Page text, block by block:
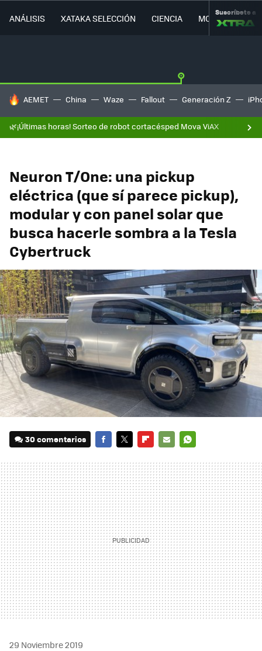
ANÁLISIS XATAKA SELECCIÓN CIENCIA MOVILIDAD
Suscríbete a
HOY SE HABLA DE
AEMET China Waze Fallout Generación Z
🌿¡Últimas horas! Sorteo de robot cortacésped Mova ViAX
Neuron T/One: una pickup
eléctrica (que sí parece pickup),
modular y con panel solar que
busca hacerle sombra a la Tesla
Cybertruck
30 comentarios
MAIL
29 Noviembre 2019